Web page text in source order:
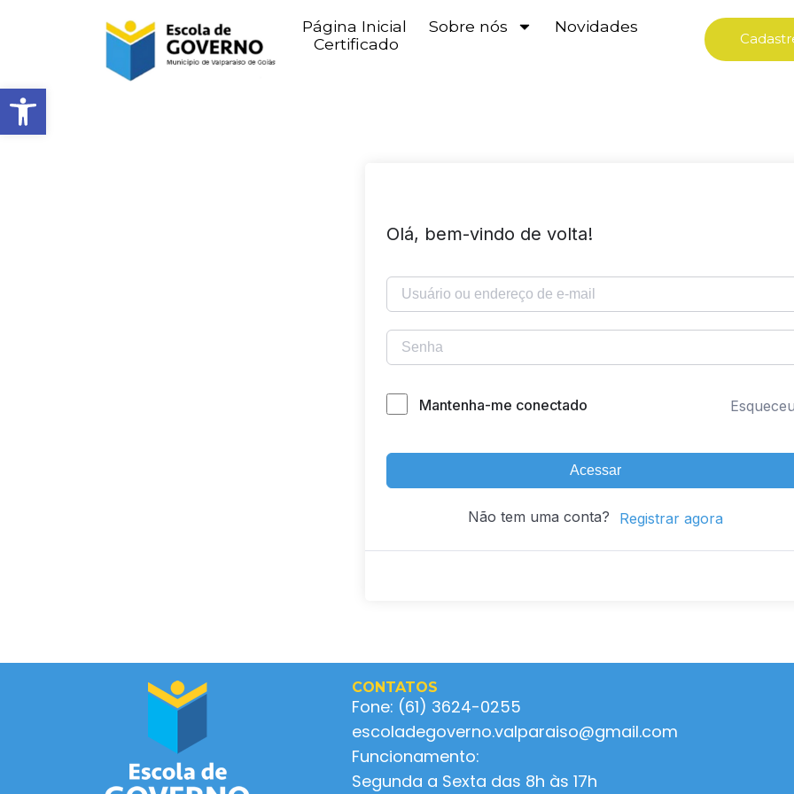
Abrir barra de ferramentas
Página Inicial Sobre nós
Novidades
Certificado
Olá, bem-vindo de volta!
Mantenha-me conectado
Acessar
Não tem uma conta? Registrar agora
CONTATOS
Fone: (61) 3624-0255
escoladegoverno.valparaiso@gmail.com
Funcionamento:
Segunda a Sexta das 8h às 17h